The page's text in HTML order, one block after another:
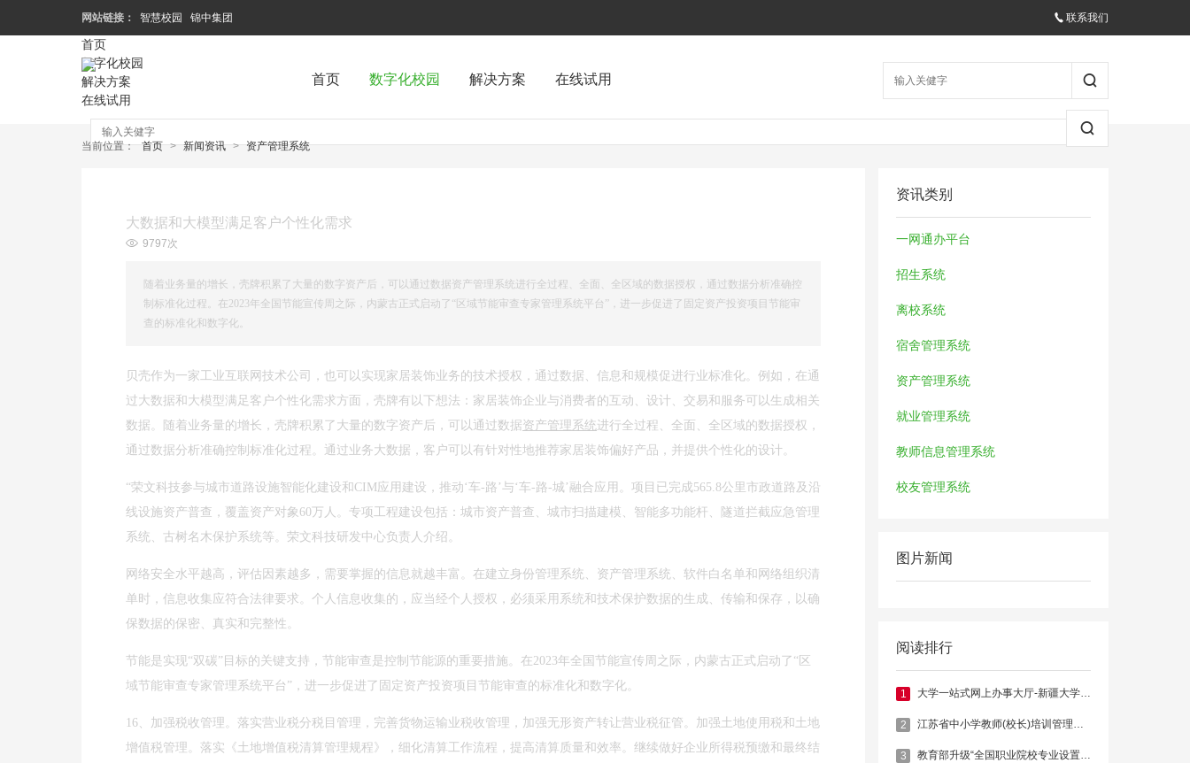
网站链接： 智慧校园 锦中集团 联系我们
首页 数字化校园 解决方案 在线试用
首页
数字化校园
解决方案
在线试用
当前位置： 首页 > 新闻资讯 > 资产管理系统
资讯类别
一网通办平台
招生系统
离校系统
宿舍管理系统
资产管理系统
就业管理系统
教师信息管理系统
校友管理系统
图片新闻
阅读排行
1 大学一站式网上办事大厅-新疆大学官网
2 江苏省中小学教师(校长)培训管理系统
3 教育部升级“全国职业院校专业设置管理与公共信息服务平台”
大数据和大模型满足客户个性化需求
9797次
随着业务量的增长，壳牌积累了大量的数字资产后，可以通过数据资产管理系统进行全过程、全面、全区域的数据授权，通过数据分析准确控
制标准化过程。在2023年全国节能宣传周之际，内蒙古正式启动了“区域节能审查专家管理系统平台”，进一步促进了固定资产投资项目节能审
查的标准化和数字化。
贝壳作为一家工业互联网技术公司，也可以实现家居装饰业务的技术授权，通过数据、信息和规模促进行业标准化。例如，在通
过大数据和大模型满足客户个性化需求方面，壳牌有以下想法：家居装饰企业与消费者的互动、设计、交易和服务可以生成相关
数据。随着业务量的增长，壳牌积累了大量的数字资产后，可以通过数据资产管理系统进行全过程、全面、全区域的数据授权，
通过数据分析准确控制标准化过程。通过业务大数据，客户可以有针对性地推荐家居装饰偏好产品，并提供个性化的设计。
“荣文科技参与城市道路设施智能化建设和CIM应用建设，推动‘车-路’与‘车-路-城’融合应用。项目已完成565.8公里市政道路及沿
线设施资产普查，覆盖资产对象60万人。专项工程建设包括：城市资产普查、城市扫描建模、智能多功能杆、隧道拦截应急管理
系统、古树名木保护系统等。荣文科技研发中心负责人介绍。
网络安全水平越高，评估因素越多，需要掌握的信息就越丰富。在建立身份管理系统、资产管理系统、软件白名单和网络组织清
单时，信息收集应符合法律要求。个人信息收集的，应当经个人授权，必须采用系统和技术保护数据的生成、传输和保存，以确
保数据的保密、真实和完整性。
节能是实现“双碳”目标的关键支持，节能审查是控制节能源的重要措施。在2023年全国节能宣传周之际，内蒙古正式启动了“区
域节能审查专家管理系统平台”，进一步促进了固定资产投资项目节能审查的标准化和数字化。
16、加强税收管理。落实营业税分税目管理，完善货物运输业税收管理，加强无形资产转让营业税征管。加强土地使用税和土地
增值税管理。落实《土地增值税清算管理规程》，细化清算工作流程，提高清算质量和效率。继续做好企业所得税预缴和最终结